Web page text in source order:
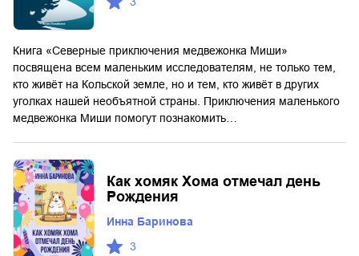
Книга «Северные приключения медвежонка Миши»
посвящена всем маленьким исследователям, не только тем,
кто живёт на Кольской земле, но и тем, кто живёт в других
уголках нашей необъятной страны. Приключения маленького
медвежонка Миши помогут познакомить…
Как хомяк Хома отмечал день
Рождения
Инна Баринова
3